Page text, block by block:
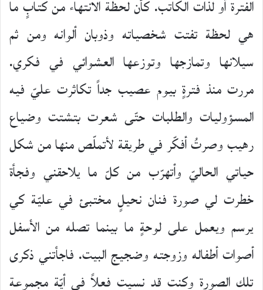
الفترة أو لذات الكاتب. كأن لحظة الانتهاء من كتابٍ ما
هي لحظة تفتت شخصياته وذوبان ألوانه ومن ثم
سيلانها وتمازجها وتوزعها العشوائي في فكري.
مررت منذ فترةٍ بيوم عصيب جداً تكاثرت عليّ فيه
المسؤوليات والطلبات حتّى شعرت بتشتت وضياع
رهيب وصرتُ أفكّر في طريقة لأتملّص منها من شكل
حياتي الحاليّ وأتهرّب من كلّ ما يلاحقني وفجأة
خطرت لي صورة فنان نحيلٍ مختبئ في عليّة كي
يرسم ويعمل على لوحةٍ ما بينما تصله من الأسفل
أصوات أطفاله وزوجته وضجيج البيت. فاجأتني ذكرى
تلك الصورة وكنت قد نسيت فعلاً في أيّة مجموعة